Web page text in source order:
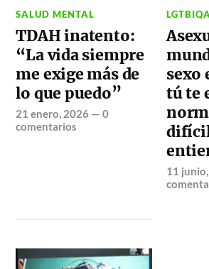
SALUD MENTAL
TDAH inatento:
“La vida siempre
me exige más de
lo que puedo”
21 enero, 2026 —0
comentarios
sexo
tú te
difícil
11